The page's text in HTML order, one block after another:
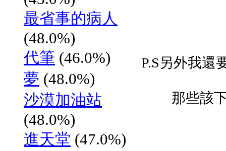
最省事的病人
(48.0%)
代筆 (46.0%)
夢 (48.0%)
沙漠加油站
(48.0%)
進天堂 (47.0%)
P.S另外我還
那些該